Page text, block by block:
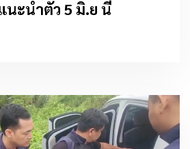
นะนำตัว 5 มิ.ย นี้